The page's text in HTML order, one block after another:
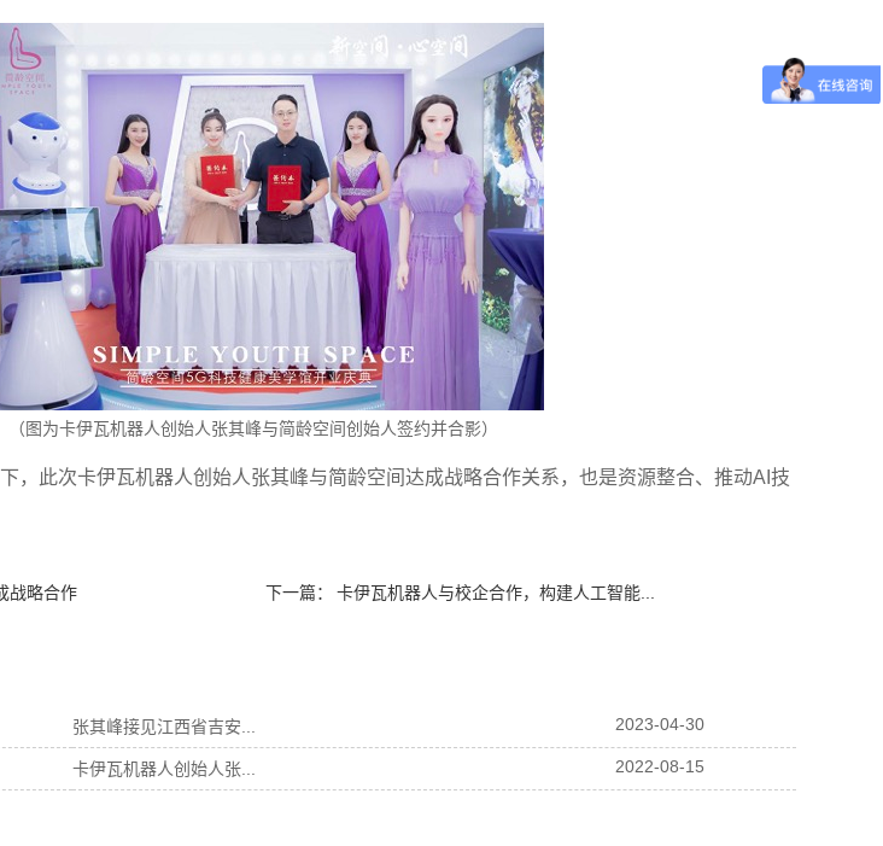
（图为卡伊瓦机器人创始人张其峰与简龄空间创始人签约并合影）
，此次卡伊瓦机器人创始人张其峰与简龄空间达成战略合作关系，也是资源整合、推动AI 技
战略合作 下一篇： 卡伊瓦机器人与校企合作，构建人工智能...
张其峰接见江西省吉安... 2023-04-30
卡伊瓦机器人创始人张... 2022-08-15